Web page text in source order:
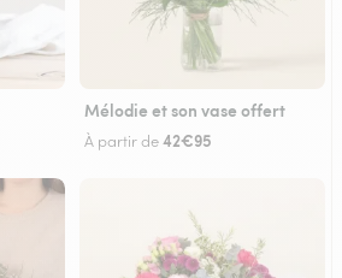
Mélodie et son vase offert
À partir de42€95